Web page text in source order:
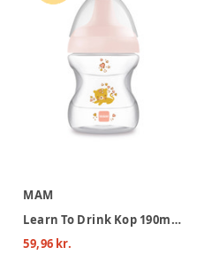
MAM
Learn To Drink Kop 190ml Pink
59,96 kr.